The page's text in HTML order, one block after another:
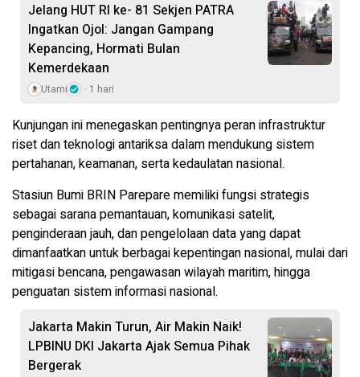
Jelang HUT RI ke- 81 Sekjen PATRA
Ingatkan Ojol: Jangan Gampang
Kepancing, Hormati Bulan
Kemerdekaan
Utami 1 hari
Kunjungan ini menegaskan pentingnya peran infrastruktur
riset dan teknologi antariksa dalam mendukung sistem
pertahanan, keamanan, serta kedaulatan nasional.
Stasiun Bumi BRIN Parepare memiliki fungsi strategis
sebagai sarana pemantauan, komunikasi satelit,
penginderaan jauh, dan pengelolaan data yang dapat
dimanfaatkan untuk berbagai kepentingan nasional, mulai dari
mitigasi bencana, pengawasan wilayah maritim, hingga
penguatan sistem informasi nasional.
Jakarta Makin Turun, Air Makin Naik!
LPBINU DKI Jakarta Ajak Semua Pihak
Bergerak